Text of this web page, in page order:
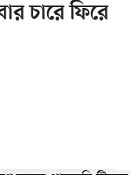
চারে ফিরে